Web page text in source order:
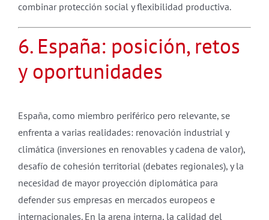
combinar protección social y flexibilidad productiva.
6. España: posición, retos
y oportunidades
España, como miembro periférico pero relevante, se
enfrenta a varias realidades: renovación industrial y
climática (inversiones en renovables y cadena de valor),
desafío de cohesión territorial (debates regionales), y la
necesidad de mayor proyección diplomática para
defender sus empresas en mercados europeos e
internacionales. En la arena interna, la calidad del